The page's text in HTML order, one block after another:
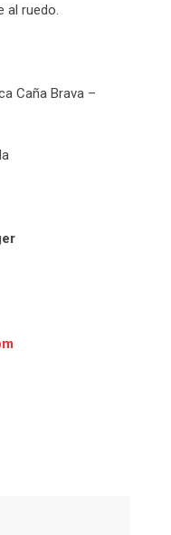
al ruedo.
Caña Brava –